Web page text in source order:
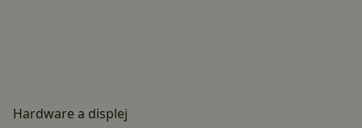
Hardware a displej